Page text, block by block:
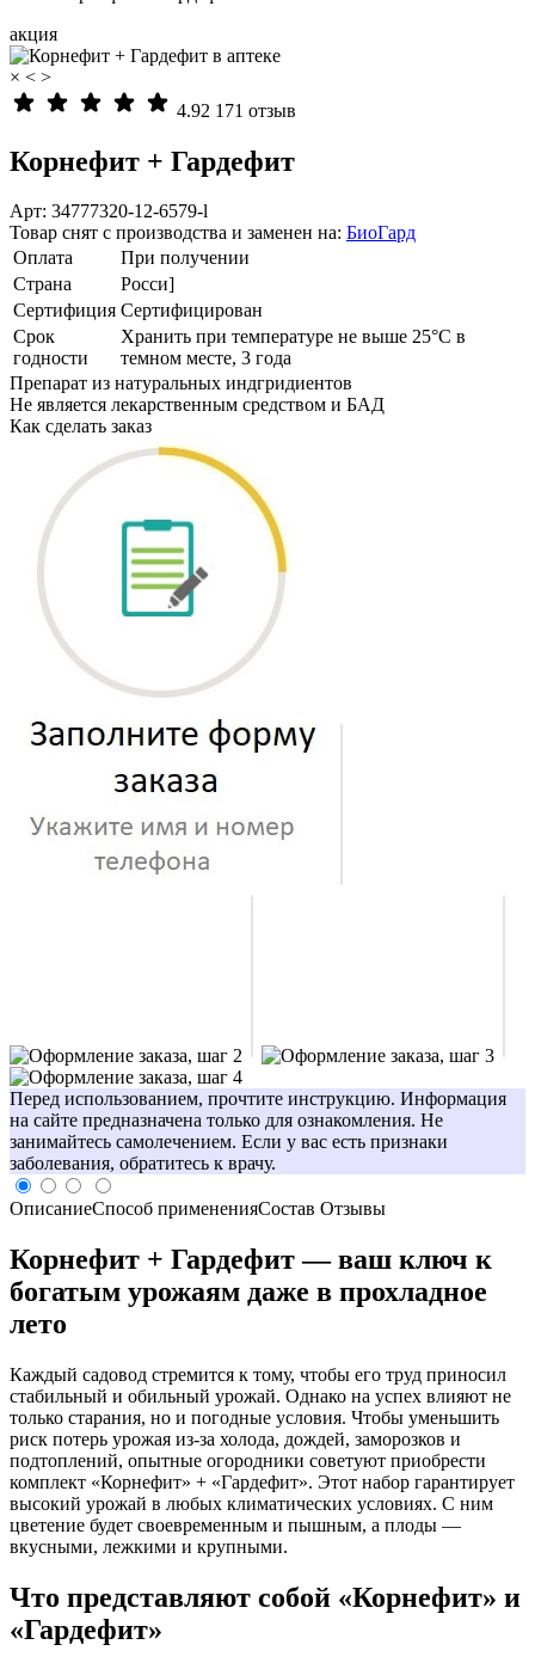
акция
× < >
4.92 171 отзыв
Корнефит + Гардефит
Арт: 34777320-12-6579-l
Товар снят с производства и заменен на: БиоГард
Оплата
При получении
Страна
Росси]
Сертифиция Сертифицирован
Cрок
годности
Хранить при температуре не выше 25°С в
темном месте, 3 года
Препарат из натуральных индгридиентов
Не является лекарственным средством и БАД
Как сделать заказ
Перед использованием, прочтите инструкцию. Информация
на сайте предназначена только для ознакомления. Не
занимайтесь самолечением. Если у вас есть признаки
заболевания, обратитесь к врачу.
ОписаниеСпособ примененияСостав Отзывы
Корнефит + Гардефит — ваш ключ к
богатым урожаям даже в прохладное
лето
Каждый садовод стремится к тому, чтобы его труд приносил
стабильный и обильный урожай. Однако на успех влияют не
только старания, но и погодные условия. Чтобы уменьшить
риск потерь урожая из-за холода, дождей, заморозков и
подтоплений, опытные огородники советуют приобрести
комплект «Корнефит» + «Гардефит». Этот набор гарантирует
высокий урожай в любых климатических условиях. С ним
цветение будет своевременным и пышным, а плоды —
вкусными, лежкими и крупными.
Что представляют собой «Корнефит» и
«Гардефит»